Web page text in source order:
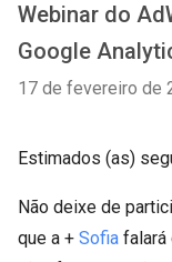
Webinar do
Google
17 de fevereiro de
Estimados (as)
Não deixe de
que a + Sofia falará